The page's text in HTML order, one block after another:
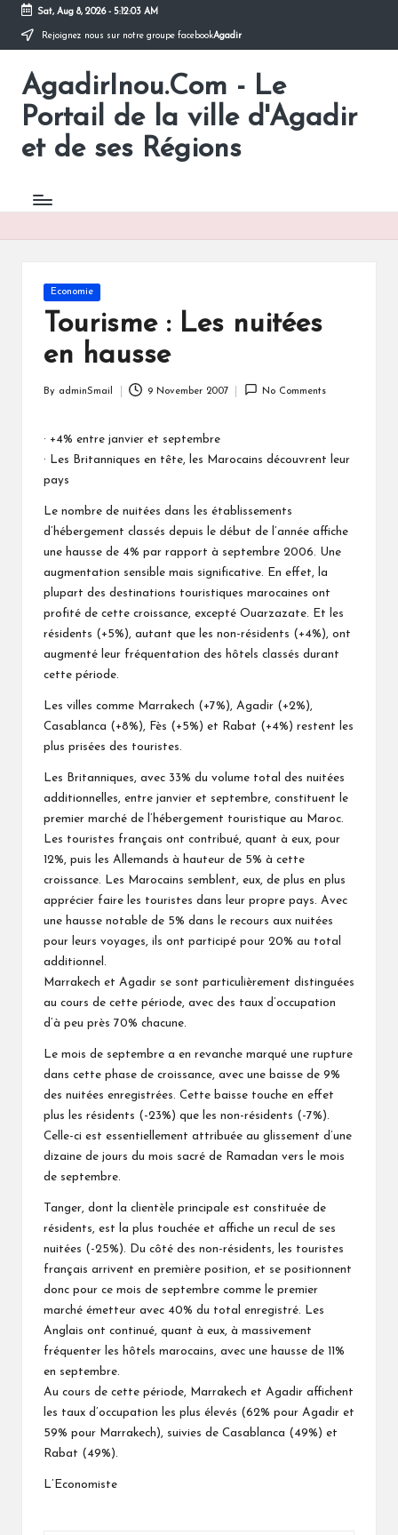
Skip
content
Sat, Aug 8, 2026- 5:12:04 AM
Rejoignez nous sur notre groupe facebookAgadir
AgadirInou.Com - Le
Portail de la ville d'Agadir
et de ses Régions
Toute
l'actualité
ville
en
un
Posted
in
Economie
Tourisme : Les nuitées
en hausse
By adminSmail 9 November 2007 No Comments
· +4% entre janvier et septembre
· Les Britanniques en tête, les Marocains découvrent leur
pays
Le nombre de nuitées dans les établissements
d’hébergement classés depuis le début de l’année affiche
une hausse de 4% par rapport à septembre 2006. Une
augmentation sensible mais significative. En effet, la
plupart des destinations touristiques marocaines ont
profité de cette croissance, excepté Ouarzazate. Et les
résidents (+5%), autant que les non-résidents (+4%), ont
augmenté leur fréquentation des hôtels classés durant
cette période.
Les villes comme Marrakech (+7%), Agadir (+2%),
Casablanca (+8%), Fès (+5%) et Rabat (+4%) restent les
plus prisées des touristes.
Les Britanniques, avec 33% du volume total des nuitées
additionnelles, entre janvier et septembre, constituent le
premier marché de l’hébergement touristique au Maroc.
Les touristes français ont contribué, quant à eux, pour
12%, puis les Allemands à hauteur de 5% à cette
croissance. Les Marocains semblent, eux, de plus en plus
apprécier faire les touristes dans leur propre pays. Avec
une hausse notable de 5% dans le recours aux nuitées
pour leurs voyages, ils ont participé pour 20% au total
additionnel.
Marrakech et Agadir se sont particulièrement distinguées
au cours de cette période, avec des taux d’occupation
d’à peu près 70% chacune.
Le mois de septembre a en revanche marqué une rupture
dans cette phase de croissance, avec une baisse de 9%
des nuitées enregistrées. Cette baisse touche en effet
plus les résidents (-23%) que les non-résidents (-7%).
Celle-ci est essentiellement attribuée au glissement d’une
dizaine de jours du mois sacré de Ramadan vers le mois
de septembre.
Tanger, dont la clientèle principale est constituée de
résidents, est la plus touchée et affiche un recul de ses
nuitées (-25%). Du côté des non-résidents, les touristes
français arrivent en première position, et se positionnent
donc pour ce mois de septembre comme le premier
marché émetteur avec 40% du total enregistré. Les
Anglais ont continué, quant à eux, à massivement
fréquenter les hôtels marocains, avec une hausse de 11%
en septembre.
Au cours de cette période, Marrakech et Agadir affichent
les taux d’occupation les plus élevés (62% pour Agadir et
59% pour Marrakech), suivies de Casablanca (49%) et
Rabat (49%).
L’Economiste